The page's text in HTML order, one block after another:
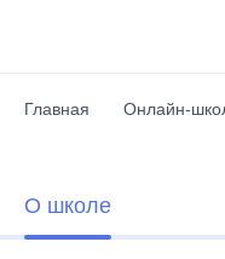
Главная Онлайн-
О школе